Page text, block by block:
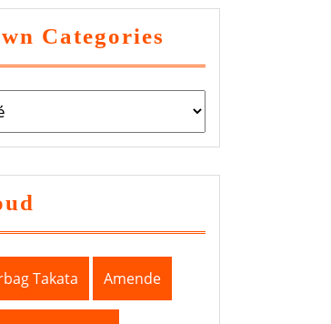
Categories
Takata Amende